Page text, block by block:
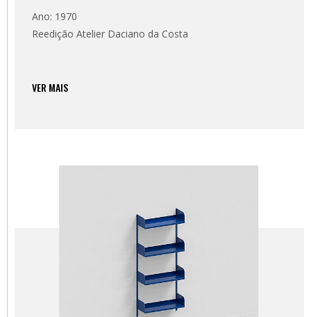
Ano: 1970
Reedição Atelier Daciano da Costa
VER MAIS